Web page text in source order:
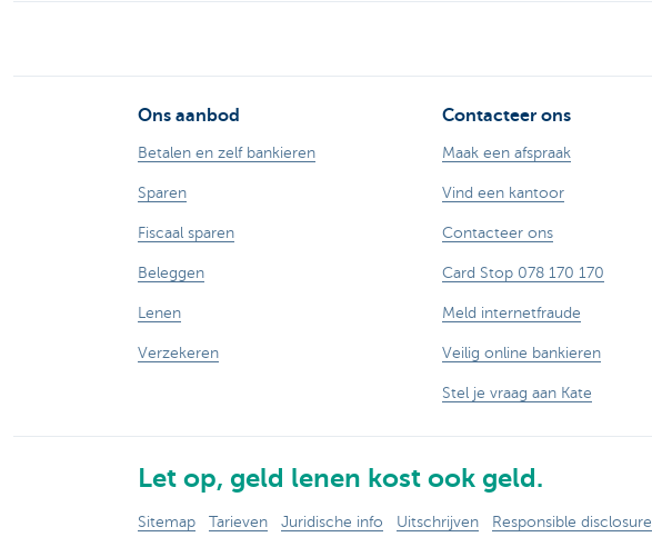
Ons aanbod
Betalen en zelf bankieren
Sparen
Fiscaal sparen
Beleggen
Lenen
Verzekeren
Contacteer ons
Maak een afspraak
Vind een kantoor
Contacteer ons
Card Stop 078 170 170
Meld internetfraude
Veilig online bankieren
Stel je vraag aan Kate
Let op, geld lenen kost ook geld.
Sitemap Tarieven Juridische info Uitschrijven Responsible disclosure